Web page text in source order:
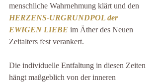
menschliche Wahrnehmung klärt und den
HERZENS-URGRUNDPOL der
EWIGEN LIEBE im Äther des Neuen
Zeitalters fest verankert.
Die individuelle Entfaltung in diesen Zeiten
hängt maßgeblich von der inneren